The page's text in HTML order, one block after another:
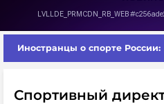
Иностранцы о спорте России:
Спортивный